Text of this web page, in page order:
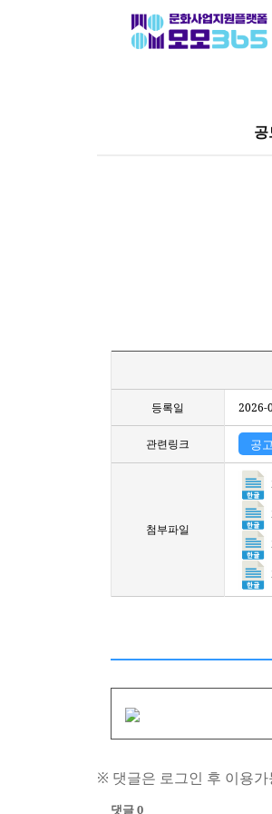
등록일 2026-
관련링크 공
첨부파일
※ 댓글은 로그인 후 이용가
댓글 0